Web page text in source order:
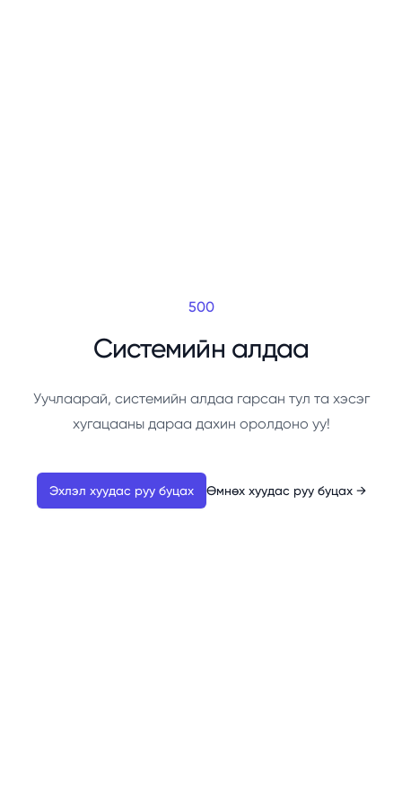
500
Системийн алдаа
Уучлаарай, системийн алдаа гарсан тул та хэсэг
хугацааны дараа дахин оролдоно уу!
Эхлэл хуудас руу буцах Өмнөх хуудас руу буцах →